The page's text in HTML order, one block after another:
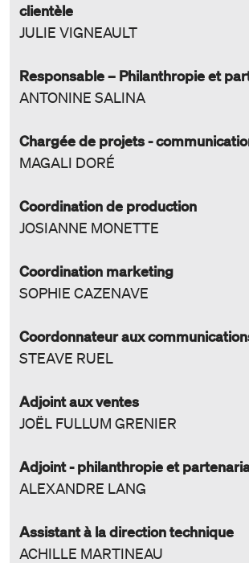
clientèle
JULIE VIGNEAULT
Responsable – Philanthropie et
ANTONINE SALINA
Chargée de projets -
MAGALI DORÉ
Coordination de production
JOSIANNE MONETTE
Coordination marketing
SOPHIE CAZENAVE
Coordonnateur aux
STEAVE RUEL
Adjoint aux ventes
JOËL FULLUM GRENIER
Adjoint - philanthropie et
ALEXANDRE LANG
Assistant à la direction technique
ACHILLE MARTINEAU